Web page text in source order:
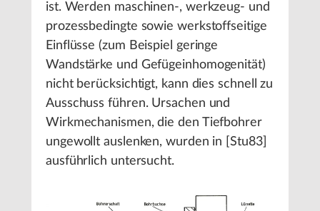
ist. Werden maschinen-, werkzeug- und
prozessbedingte sowie werkstoffseitige
Einflüsse (zum Beispiel geringe
Wandstärke und Gefügeinhomogenität)
nicht berücksichtigt, kann dies schnell zu
Ausschuss führen. Ursachen und
Wirkmechanismen, die den Tiefbohrer
ungewollt auslenken, wurden in [Stu83]
ausführlich untersucht.